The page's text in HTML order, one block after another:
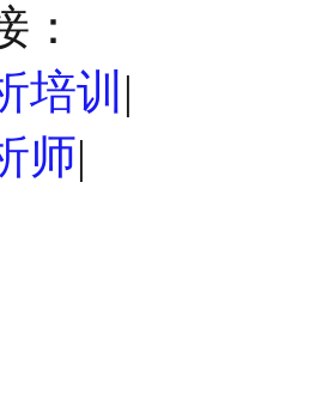
：
培训 |
师|